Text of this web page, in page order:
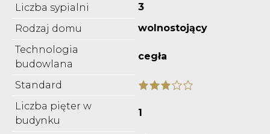
Liczba sypialni
3
Rodzaj domu
wolnostojący
Technologia
budowlana
cegła
Standard
Liczba pięter w
budynku
1